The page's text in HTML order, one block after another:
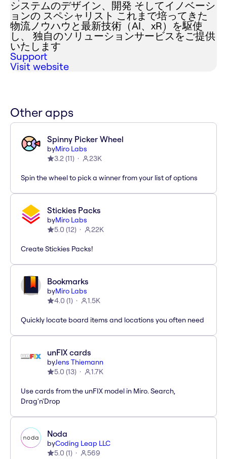
システムのデザイン、開発 そしてイノベーシ
ョンの スペシャリスト これまで培ってきた
物流ノウハウと最新技術（AI、xR）を駆使
し、 独自のソリューションサービスをご提供
いたします
Support
Visit website
Other apps
Spinny Picker Wheel
byMiro Labs
3.2(11) 23K
Spin the wheel to pick a winner from your list of options
Stickies Packs
byMiro Labs
5.0 (12) 22K
Create Stickies Packs!
Bookmarks
byMiro Labs
4.0 (1) 1.5K
Quickly locate board items and locations you often need
unFIX cards
byJens Thiemann
5.0 (13) 1.7K
Use cards from the unFIX model in Miro. Search,
Drag'n'Drop
Noda
byCoding Leap LLC
5.0 (1) 569